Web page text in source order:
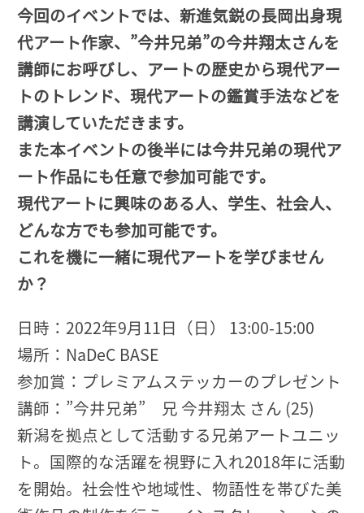
今回のイベントでは、新進気鋭の長岡出身現
代アート作家、”今井兄弟”の今井翔太さんを
講師にお呼びし、アートの歴史から現代アー
トのトレンド、現代アートの鑑賞手法などを
講演していただきます。
また本イベントの後半には今井兄弟の現代ア
ート作品にも任意で参加可能です。
現代アートに興味のある人、学生、社会人、
どんな方でも参加可能です。
これを機に一緒に現代アートを学びません
か？
日時：2022年9月11日（日） 13:00-15:00
場所：NaDeC BASE
参加賞：プレミアムステッカーのプレゼント
講師：”今井兄弟” 兄 今井翔太 さん (25)
新潟を拠点として活動する兄弟アートユニッ
ト。国際的な活躍を視野に入れ2018年に活動
を開始。社会性や地域性、物語性を帯びた美